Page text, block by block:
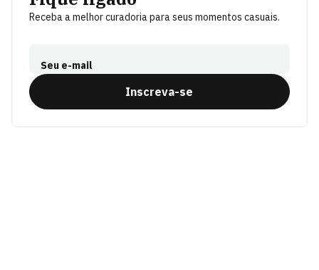
Receba a melhor curadoria para seus momentos casuais.
Seu e-mail
Inscreva-se